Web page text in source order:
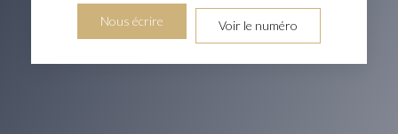
Nous écrire Voir le numéro